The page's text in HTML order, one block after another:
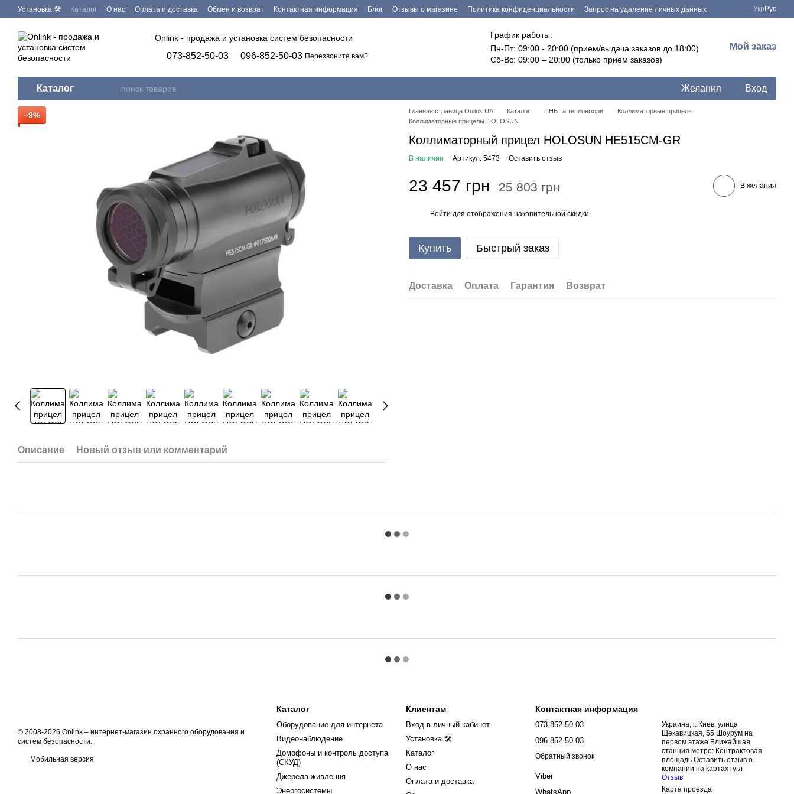
Перейти к основному контенту
Установка 🛠 Каталог О нас Оплата и доставка Обмен и возврат Контактная информация Блог Отзывы о магазине Политика конфиденциальности
Запрос на удаление личных данных
Укр Рус
Onlink - продажа и установка систем безопасности
073-852-50-03 096-852-50-03 Перезвоните вам?
График работы:
Пн-Пт: 09:00 - 20:00 (прием/выдача заказов до 18:00)
Сб-Вс: 09:00 – 20:00 (только прием заказов)
Мой заказ
Каталог Желания Вход
−9%
Описание Новый отзыв или комментарий
Главная страница Onlink UA Каталог ПНБ та тепловізори
Коллиматорные прицелы
Коллиматорные прицелы HOLOSUN
Коллиматорный прицел HOLOSUN HE515CM-GR
В наличии Артикул: 5473 Оставить отзыв
23 457 грн 25 803 грн В желания
Войти для отображения накопительной скидки
Купить Быстрый заказ
Доставка Оплата Гарантия Возврат
© 2008-2026 Onlink – интернет-магазин охранного оборудования и
систем безопасности.
Мобильная версия
Каталог
Оборудование для интернета
Видеонаблюдение
Домофоны и контроль доступа
(СКУД)
Джерела живлення
Энергосистемы
Клиентам
Вход в личный кабинет
Установка 🛠
Каталог
О нас
Оплата и доставка
Контактная информация
073-852-50-03
096-852-50-03
Обратный звонок
Viber
WhatsApp
Украина, г. Киев, улица
Щекавицкая, 55 Шоурум на
первом этаже Ближайшая
станция метро: Контрактовая
площадь Оставить отзыв о
компании на картах гугл
Отзыв
Карта проезда